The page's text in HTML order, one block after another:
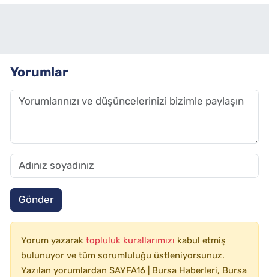
Yorumlar
Gönder
Yorum yazarak topluluk kurallarımızı kabul etmiş
bulunuyor ve tüm sorumluluğu üstleniyorsunuz.
Yazılan yorumlardan SAYFA16 | Bursa Haberleri, Bursa